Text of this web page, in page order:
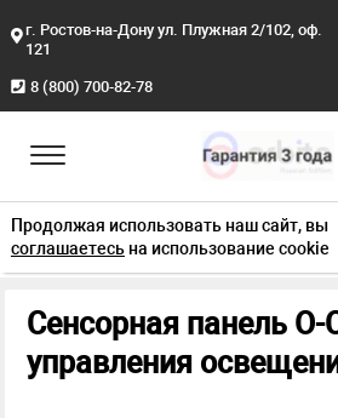
г. Ростов-на-Дону ул. Плужная 2/102, оф.
121
8 (800) 700-82-78
Продолжая использовать наш сайт, вы
соглашаетесьна использование cookie
Главная Продукция Умный номер
Сенсорная панель O-
управления